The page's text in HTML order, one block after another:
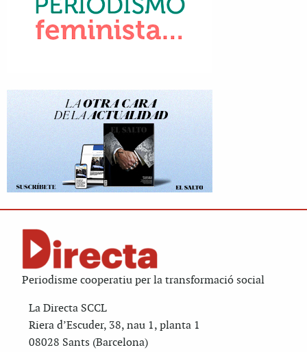
Periodisme cooperatiu per la transformació social
La Directa SCCL
Riera d’Escuder, 38, nau 1, planta 1
08028 Sants (Barcelona)